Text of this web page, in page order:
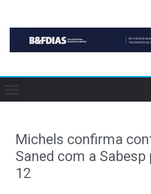
Michels confirma
Saned com a Sabesp
12